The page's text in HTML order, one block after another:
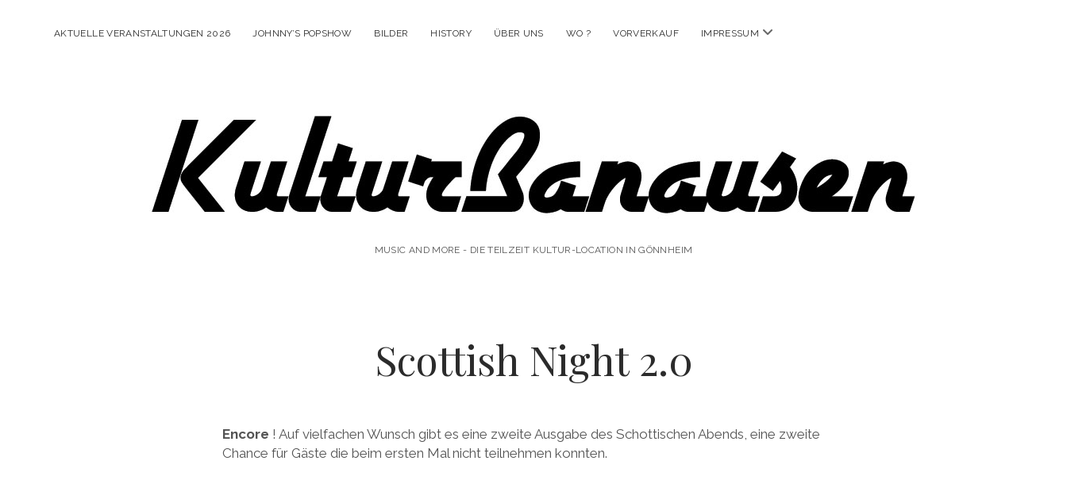
AKTUELLE VERANSTALTUNGEN 2026 JOHNNY’S POPSHOW BILDER HISTORY ÜBER UNS WO ? VORVERKAUF IMPRESSUM Menü
KulturBanausen
MUSIC AND MORE - DIE TEILZEIT KULTUR-LOCATION IN GÖNNHEIM
Scottish Night 2.0
Encore ! Auf vielfachen Wunsch gibt es eine zweite Ausgabe des Schottischen Abends, eine zweite
Chance für Gäste die beim ersten Mal nicht teilnehmen konnten.